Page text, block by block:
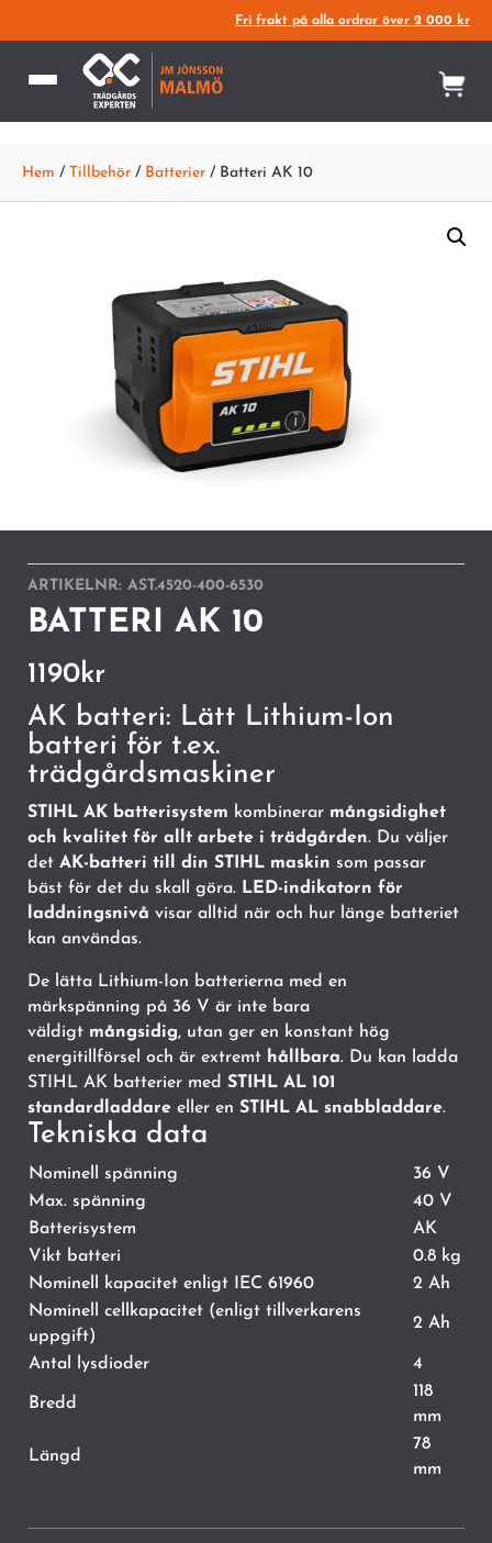
Fri frakt på alla ordrar över 2 000 kr
Hem / Tillbehör / Batterier / Batteri AK 10
ARTIKELNR: AST.4520-400-6530
BATTERI AK 10
1190kr
AK batteri: Lätt Lithium-Ion
batteri för t.ex.
trädgårdsmaskiner
STIHL AK batterisystem kombinerar mångsidighet
och kvalitet för allt arbete i trädgården. Du väljer
det AK-batteri till din STIHL maskin som passar
bäst för det du skall göra. LED-indikatorn för
laddningsnivå visar alltid när och hur länge batteriet
kan användas.
De lätta Lithium-Ion batterierna med en
märkspänning på 36 V är inte bara
väldigt mångsidig, utan ger en konstant hög
energitillförsel och är extremt hållbara. Du kan ladda
STIHL AK batterier med STIHL AL 101
standardladdare eller en STIHL AL snabbladdare.
Tekniska data
Nominell spänning
36 V
Max. spänning
40 V
Batterisystem
AK
Vikt batteri
0.8 kg
Nominell kapacitet enligt IEC 61960
2 Ah
Nominell cellkapacitet (enligt tillverkarens
uppgift)
2 Ah
Antal lysdioder 4
Bredd
118
mm
Längd
78
mm